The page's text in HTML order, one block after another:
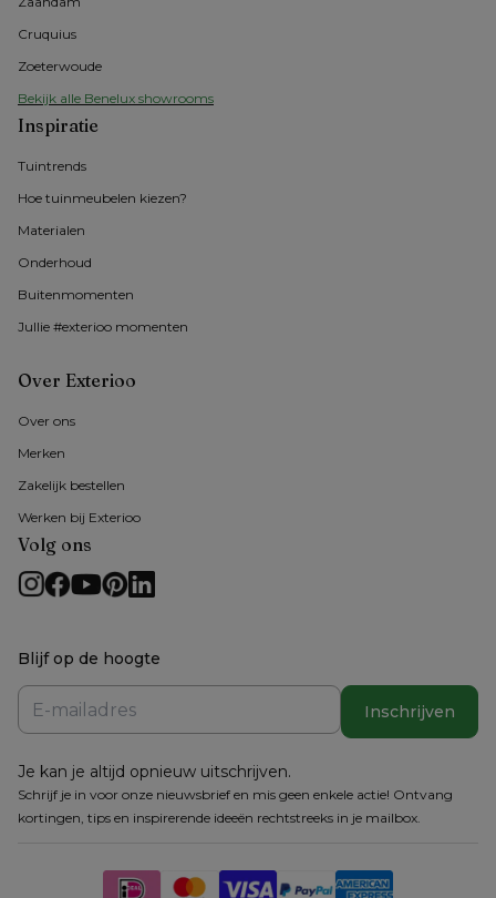
Cruquius
Zoeterwoude
Bekijk alle Benelux showrooms
Inspiratie
Tuintrends
Hoe tuinmeubelen kiezen?
Materialen
Onderhoud
Buitenmomenten
Jullie #exterioo momenten
Over Exterioo
Over ons
Merken
Zakelijk bestellen
Werken bij Exterioo
Volg ons
Blijf op de hoogte
Inschrijven
Je kan je altijd opnieuw uitschrijven.
Schrijf je in voor onze nieuwsbrief en mis geen enkele actie! Ontvang
kortingen, tips en inspirerende ideeën rechtstreeks in je mailbox.